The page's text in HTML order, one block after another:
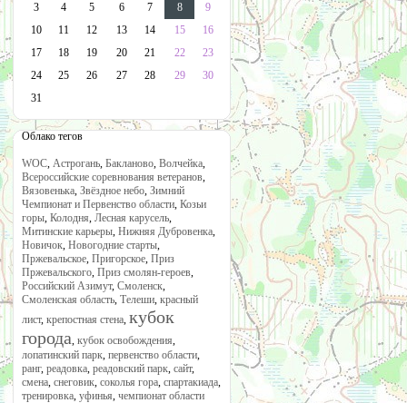
3
4 5 6 7 8
9
10
11 12 13 14 15
16
17
18 19 20 21 22
23
24
25 26 27 28 29
30
31
Облако тегов
WOC, Астрогань, Бакланово, Волчейка,
Всероссийские соревнования ветеранов,
Вязовенька, Звёздное небо, Зимний
Чемпионат и Первенство области, Козьи
горы, Колодня, Лесная карусель,
Митинские карьеры, Нижняя Дубровенка,
Новичок, Новогодние старты,
Пржевальское, Пригорское, Приз
Пржевальского, Приз смолян-героев,
Российский Азимут, Смоленск,
Смоленская область, Телеши, красный
лист, крепостная стена, кубок
города, кубок освобождения,
лопатинский парк, первенство области,
ранг, реадовка, реадовский парк, сайт,
смена, снеговик, соколья гора, спартакиада,
тренировка, уфинья, чемпионат области